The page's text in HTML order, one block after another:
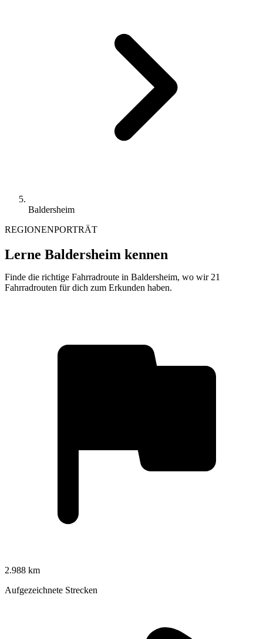
Baldersheim
REGIONENPORTRÄT
Lerne Baldersheim kennen
Finde die richtige Fahrradroute in Baldersheim, wo wir 21
Fahrradrouten für dich zum Erkunden haben.
2.988 km
Aufgezeichnete Strecken